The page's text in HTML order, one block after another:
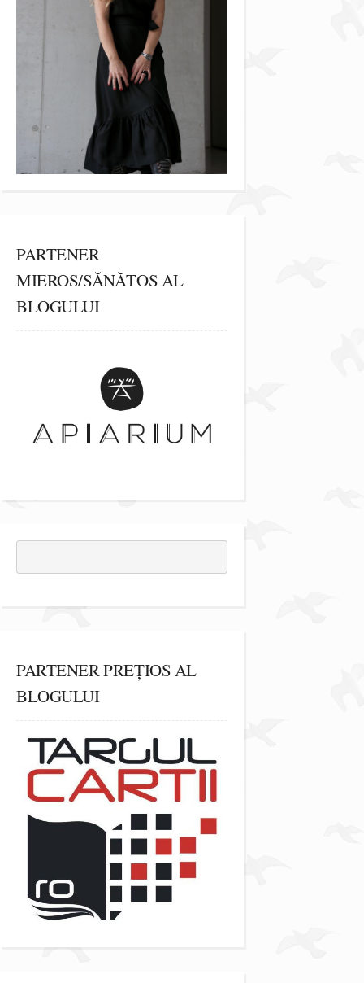
PARTENER
MIEROS/SĂNĂTOS AL
BLOGULUI
PARTENER PREȚIOS AL
BLOGULUI